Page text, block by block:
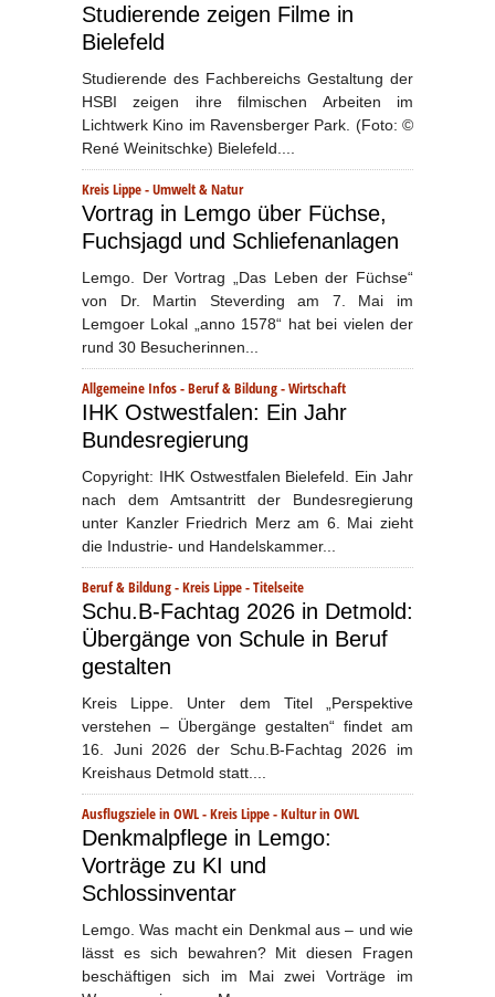
Studierende zeigen Filme in
Bielefeld
Studierende des Fachbereichs Gestaltung der
HSBI zeigen ihre filmischen Arbeiten im
Lichtwerk Kino im Ravensberger Park. (Foto: ©
René Weinitschke) Bielefeld....
Kreis Lippe-Umwelt & Natur
Vortrag in Lemgo über Füchse,
Fuchsjagd und Schliefenanlagen
Lemgo. Der Vortrag „Das Leben der Füchse“
von Dr. Martin Steverding am 7. Mai im
Lemgoer Lokal „anno 1578“ hat bei vielen der
rund 30 Besucherinnen...
Allgemeine Infos-Beruf & Bildung-Wirtschaft
IHK Ostwestfalen: Ein Jahr
Bundesregierung
Copyright: IHK Ostwestfalen Bielefeld. Ein Jahr
nach dem Amtsantritt der Bundesregierung
unter Kanzler Friedrich Merz am 6. Mai zieht
die Industrie- und Handelskammer...
Beruf & Bildung-Kreis Lippe-Titelseite
Schu.B-Fachtag 2026 in Detmold:
Übergänge von Schule in Beruf
gestalten
Kreis Lippe. Unter dem Titel „Perspektive
verstehen – Übergänge gestalten“ findet am
16. Juni 2026 der Schu.B-Fachtag 2026 im
Kreishaus Detmold statt....
Ausflugsziele in OWL-Kreis Lippe-Kultur in OWL
Denkmalpflege in Lemgo:
Vorträge zu KI und
Schlossinventar
Lemgo. Was macht ein Denkmal aus – und wie
lässt es sich bewahren? Mit diesen Fragen
beschäftigen sich im Mai zwei Vorträge im